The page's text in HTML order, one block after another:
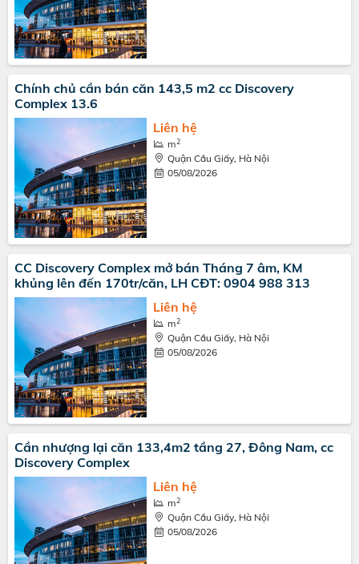
Chính chủ cần bán căn 143,5 m2 cc Discovery
Complex 13.6
Liên hệ
m2
Quận Cầu Giấy, Hà Nội
05/08/2026
CC Discovery Complex mở bán Tháng 7 âm, KM
khủng lên đến 170tr/căn, LH CĐT: 0904 988 313
Liên hệ
m2
Quận Cầu Giấy, Hà Nội
05/08/2026
Cần nhượng lại căn 133,4m2 tầng 27, Đông Nam, cc
Discovery Complex
Liên hệ
m2
Quận Cầu Giấy, Hà Nội
05/08/2026